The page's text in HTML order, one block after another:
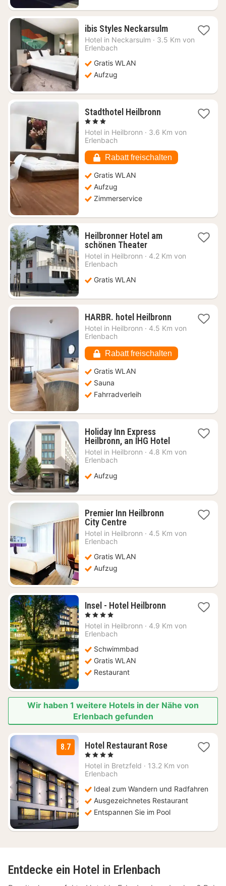
ibis Styles Neckarsulm1
Nacht
Hotel in Neckarsulm · 3.5 Km von
Erlenbach
Gratis WLAN
Aufzug
Stadthotel Heilbronn1
ab
, 3 Sterne
Hotel in Heilbronn · 3.6 Km von
Erlenbach
Rabatt freischalten
Gratis WLAN
Aufzug
Zimmerservice
Heilbronner Hotel am
schönen Theater1
Nacht
Hotel in Heilbronn · 4.2 Km von
Erlenbach
Gratis WLAN
HARBR. hotel Heilbronn1
Nacht
€
Hotel in Heilbronn · 4.5 Km von
Erlenbach
Rabatt freischalten
Gratis WLAN
Sauna
Fahrradverleih
Holiday Inn Express
Heilbronn, an IHG Hotel1
Nacht
Hotel in Heilbronn · 4.8 Km von
Erlenbach
Aufzug
Premier Inn Heilbronn
City Centre1
Nacht
€
Hotel in Heilbronn · 4.5 Km von
Erlenbach
Gratis WLAN
Aufzug
Insel - Hotel Heilbronn1
ab
, 4 Sterne
Hotel in Heilbronn · 4.9 Km von
Erlenbach
Schwimmbad
Gratis WLAN
Restaurant
Wir haben 1 weitere Hotels in der Nähe von
Erlenbach gefunden
8.7 Hotel Restaurant Rose3
ab
, 4 Sterne
Hotel in Bretzfeld · 13.2 Km von
Erlenbach
Ideal zum Wandern und Radfahren
Ausgezeichnetes Restaurant
Entspannen Sie im Pool
Entdecke ein Hotel in Erlenbach